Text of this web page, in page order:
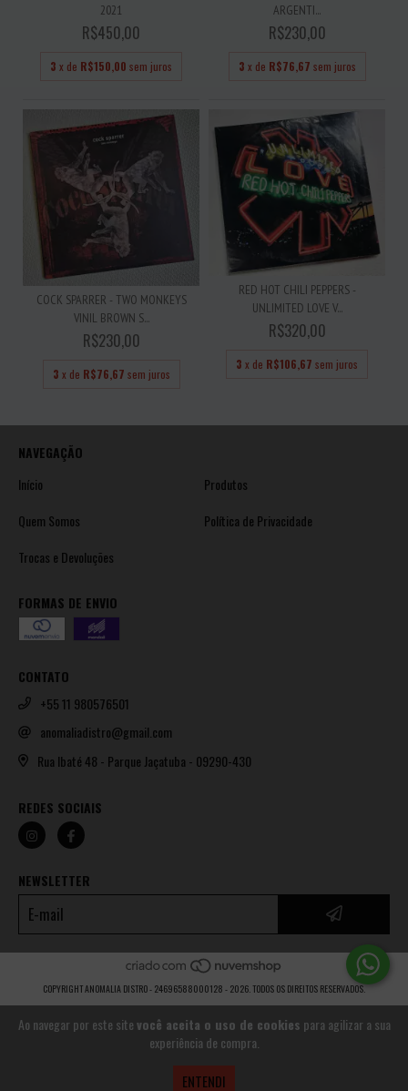
Ao navegar por este sitevocê aceita o uso de cookies para agilizar a sua
experiência de compra.
ENTENDI
2021
R$450,00
3 x de R$150,00 sem juros
ARGENTI...
R$230,00
3 x de R$76,67 sem juros
COCK SPARRER - TWO MONKEYS
VINIL BROWN S...
R$230,00
3 x de R$76,67 sem juros
RED HOT CHILI PEPPERS -
UNLIMITED LOVE V...
R$320,00
3 x de R$106,67 sem juros
NAVEGAÇÃO
Início
Produtos
Quem Somos
Política de Privacidade
Trocas e Devoluções
FORMAS DE ENVIO
CONTATO
+55 11 980576501
anomaliadistro@gmail.com
Rua Ibaté 48 - Parque Jaçatuba - 09290-430
REDES SOCIAIS
NEWSLETTER
COPYRIGHT ANOMALIA DISTRO - 24696588000128 - 2026. TODOS OS DIREITOS RESERVADOS.